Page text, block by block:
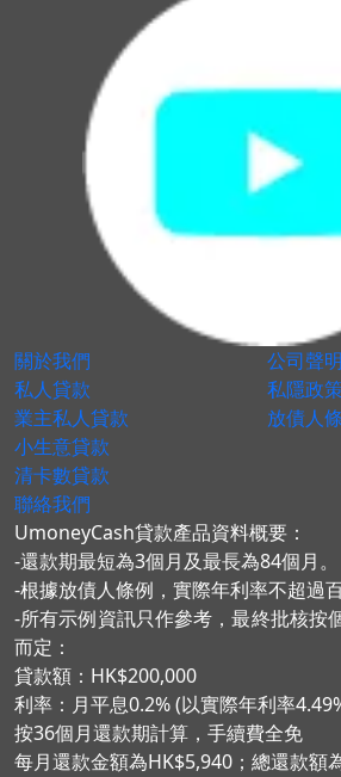
關於我們
私人貸款
業主私人貸款
小生意貸款
清卡數貸款
聯絡我們
公司聲明
私隱政
放債人
UmoneyCash貸款產品資料概要：
-還款期最短為3個月及最長為84個月。
-根據放債人條例，實際年利率不超過
-所有示例資訊只作參考，最終批核按
而定：
貸款額：HK$200,000
利率：月平息0.2% (以實際年利率
按36個月還款期計算，手續費全免
每月還款金額為HK$5,940；總還款額